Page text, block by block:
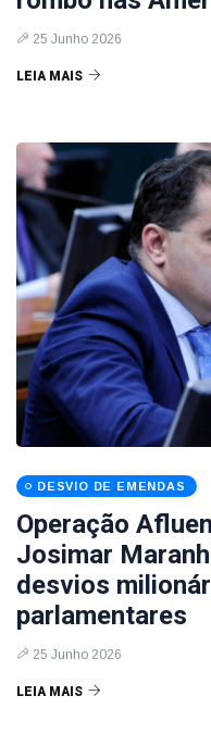
25 Junho 2026
LEIA MAIS
DESVIO DE EMENDAS
Operação
Josimar
desvios
parlamentares
25 Junho 2026
LEIA MAIS